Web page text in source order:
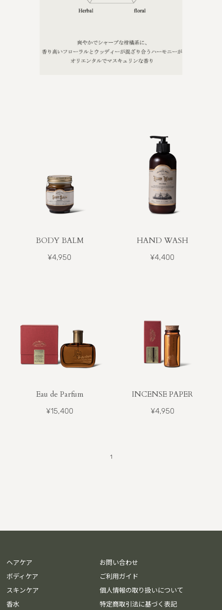
BODY BALM
¥4,950
HAND WASH
¥4,400
Eau de Parfum
¥15,400
INCENSE PAPER
¥4,950
1
ヘアケア
ボディケア
スキンケア
香水
お問い合わせ
ご利用ガイド
個人情報の取り扱いについて
特定商取引法に基づく表記